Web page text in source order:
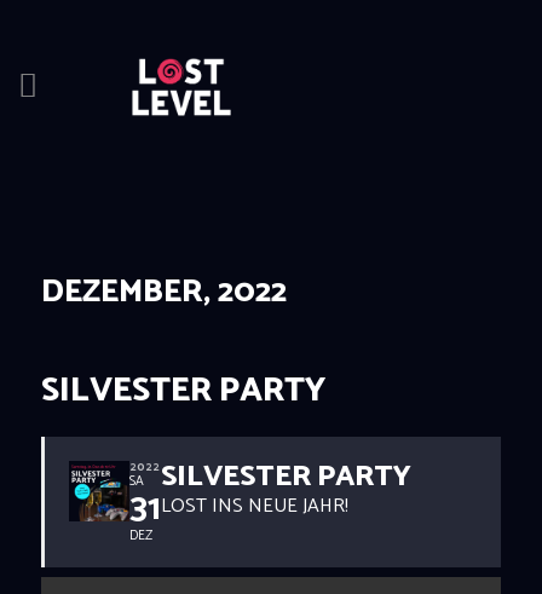
EVENTS
ABOUT
RESERVIERUNG
DEZEMBER, 2022
SILVESTER PARTY
2022
SA
31
DEZ
SILVESTER PARTY
LOST INS NEUE JAHR!